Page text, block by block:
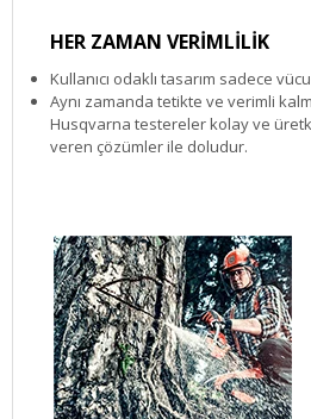
HER ZAMAN VERİMLİLİK
Kullanıcı odaklı tasarım sadece
Aynı zamanda tetikte ve verimli
Husqvarna testereler kolay ve
veren çözümler ile doludur.